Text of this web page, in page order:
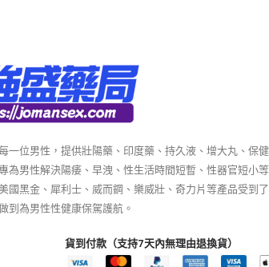
一位男性，提供壯陽藥、印度藥、持久液、增大丸、保健
為男性解決陽痿、早洩、性生活時間短暫、性器官短小
國黑金、犀利士、威而鋼、樂威壯、奇力片等產品受到
到為男性性健康保駕護航。
貨到付款（支持7天內無理由退換貨）